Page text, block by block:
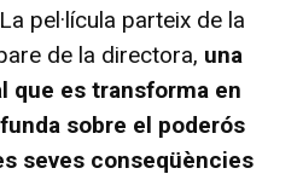
pel·lícula parteix de la
de la directora, una
que es transforma en
sobre el poderós
seves conseqüències